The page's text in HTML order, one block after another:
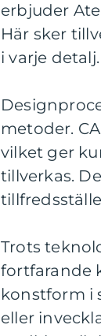
erbjuder
Här sker
i varje detalj.
metoder.
vilket ger
tillverkas.
Trots
fortfarande
konstform i
eller